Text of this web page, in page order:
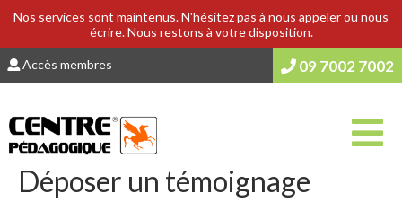
Nos services sont maintenus. N'hésitez pas à nous appeler ou nous
écrire. Nous restons à votre disposition.
Accès membres 09 7002 7002
Déposer un témoignage